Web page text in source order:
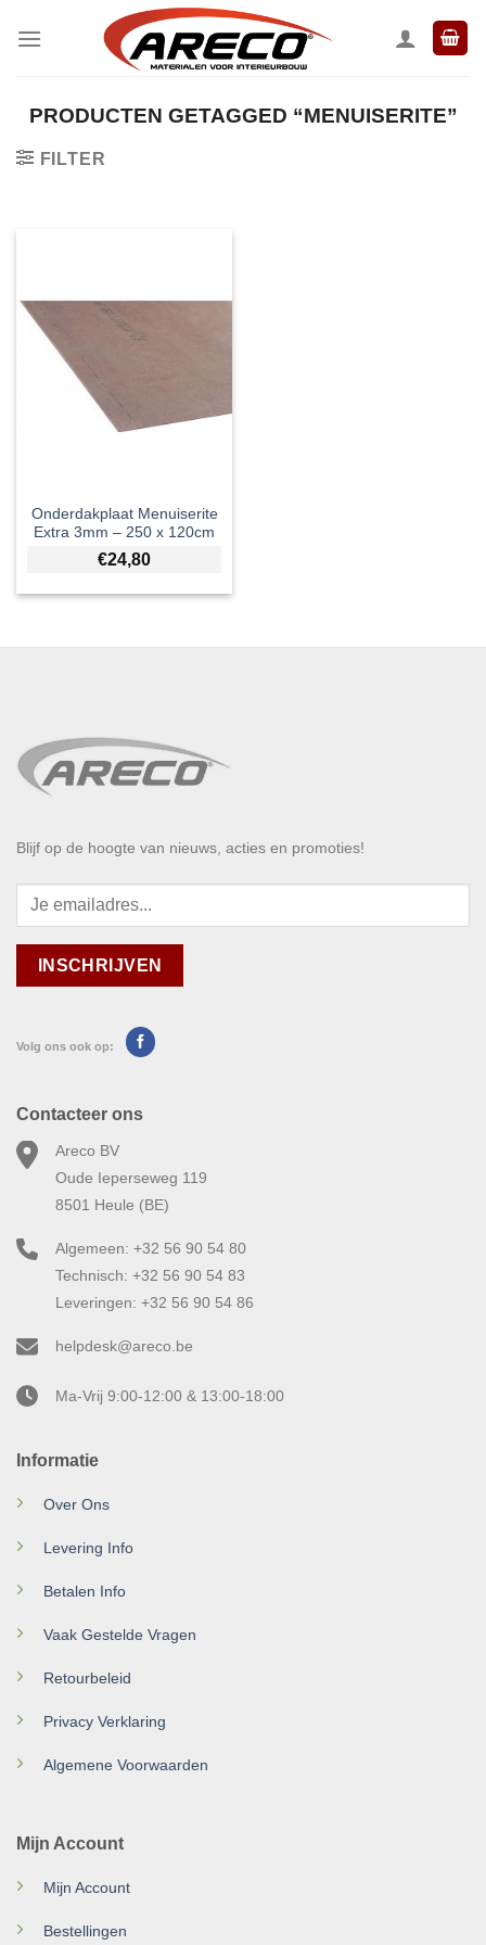
naar
PRODUCTEN GETAGGED “MENUISERITE”
FILTER
Onderdakplaat Menuiserite
Extra 3mm – 250 x 120cm
€24,80
Blijf op de hoogte van nieuws, acties en promoties!
Volg ons ook op:
Informatie
Over Ons
Levering Info
Betalen Info
Vaak Gestelde Vragen
Retourbeleid
Privacy Verklaring
Algemene Voorwaarden
Mijn Account
Mijn Account
Bestellingen
Contacteer ons
Areco BV
Oude Ieperseweg 119
8501 Heule (BE)
Algemeen: +32 56 90 54 80
Technisch: +32 56 90 54 83
Leveringen: +32 56 90 54 86
helpdesk@areco.be
Ma-Vrij 9:00-12:00 & 13:00-18:00